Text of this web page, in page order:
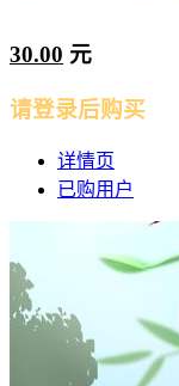
30.00 元
请登录后购买
详情页
已购用户